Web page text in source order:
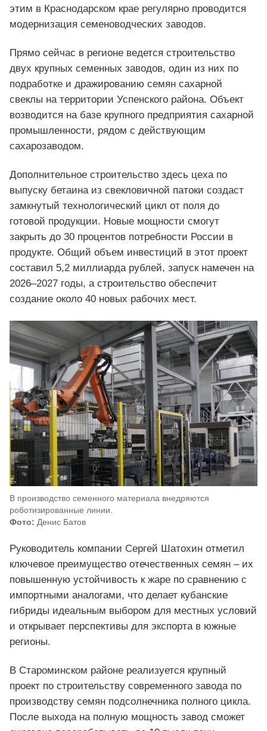
этим в Краснодарском крае регулярно проводится
модернизация семеноводческих заводов.
Прямо сейчас в регионе ведется строительство
двух крупных семенных заводов, один из них по
подработке и дражированию семян сахарной
свеклы на территории Успенского района. Объект
возводится на базе крупного предприятия сахарной
промышленности, рядом с действующим
сахарозаводом.
Дополнительное строительство здесь цеха по
выпуску бетаина из свекловичной патоки создаст
замкнутый технологический цикл от поля до
готовой продукции. Новые мощности смогут
закрыть до 30 процентов потребности России в
продукте. Общий объем инвестиций в этот проект
составил 5,2 миллиарда рублей, запуск намечен на
2026–2027 годы, а строительство обеспечит
создание около 40 новых рабочих мест.
В производство семенного материала внедряются
роботизированные линии.
Фото: Денис Батов
Руководитель компании Сергей Шатохин отметил
ключевое преимущество отечественных семян – их
повышенную устойчивость к жаре по сравнению с
импортными аналогами, что делает кубанские
гибриды идеальным выбором для местных условий
и открывает перспективы для экспорта в южные
регионы.
В Староминском районе реализуется крупный
проект по строительству современного завода по
производству семян подсолнечника полного цикла.
После выхода на полную мощность завод сможет